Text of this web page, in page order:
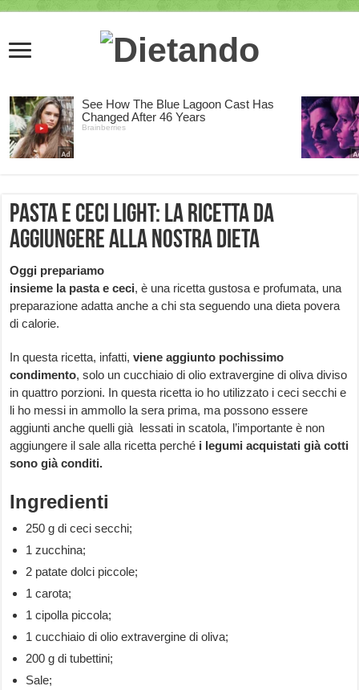
Pasta e ceci light: la ricetta da
aggiungere alla nostra dieta
Oggi prepariamo
insieme la pasta e ceci, è una ricetta gustosa e profumata, una
preparazione adatta anche a chi sta seguendo una dieta povera
di calorie.
In questa ricetta, infatti, viene aggiunto pochissimo
condimento, solo un cucchiaio di olio extravergine di oliva diviso
in quattro porzioni. In questa ricetta io ho utilizzato i ceci secchi e
li ho messi in ammollo la sera prima, ma possono essere
aggiunti anche quelli già lessati in scatola, l’importante è non
aggiungere il sale alla ricetta perché i legumi acquistati già cotti
sono già conditi.
Ingredienti
250 g di ceci secchi;
1 zucchina;
2 patate dolci piccole;
1 carota;
1 cipolla piccola;
1 cucchiaio di olio extravergine di oliva;
200 g di tubettini;
Sale;